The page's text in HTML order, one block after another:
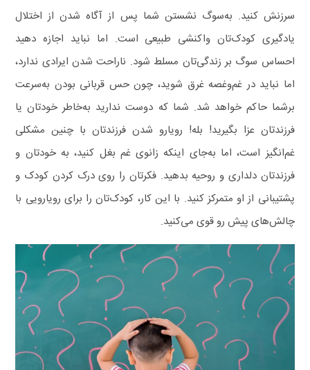
سرزنش کنید. به‌سوگ نشستن شما پس از آگاه شدن از اختلال
یادگیری کودک‌تان واکنشی طبیعی است. اما نباید اجازه دهید
احساس سوگ بر زندگی‌تان مسلط شود. ناراحت شدن ایرادی ندارد،
اما نباید در غم‌وغصه غرق شوید، چون حس قربانی بودن به‌سرعت
برشما حاکم خواهد شد. شما که دوست ندارید به‌خاطر خودتان یا
فرزندتان عزا بگیرید! بله! رویارو شدن فرزندتان با چنین مشکلی
غم‌انگیز است، اما به‌جای اینکه زانوی غم بغل کنید، به خودتان و
فرزندتان دلداری و روحیه بدهید.فکرتان را روی درک کردن کودک و
پشتیبانی از او متمرکز کنید. با این کار، کودک‌تان را برای رویارویی با
چالش‌های پیش رو قوی می‌کنید.